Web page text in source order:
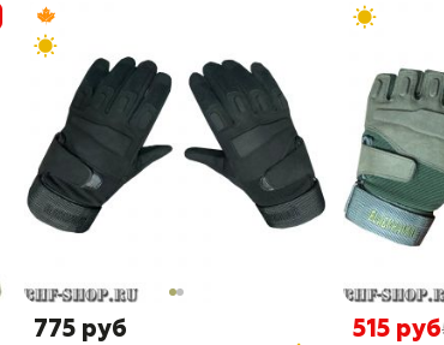
775 руб 515 руб